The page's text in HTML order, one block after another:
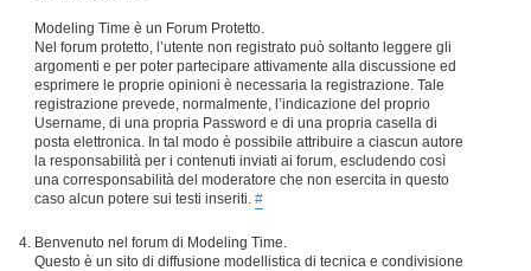
Modeling Time è un Forum Protetto.
Nel forum protetto, l’utente non registrato può soltanto leggere gli
argomenti e per poter partecipare attivamente alla discussione ed
esprimere le proprie opinioni è necessaria la registrazione. Tale
registrazione prevede, normalmente, l’indicazione del proprio
Username, di una propria Password e di una propria casella di
posta elettronica. In tal modo è possibile attribuire a ciascun autore
la responsabilità per i contenuti inviati ai forum, escludendo così
una corresponsabilità del moderatore che non esercita in questo
caso alcun potere sui testi inseriti. #
Benvenuto nel forum di Modeling Time.
Questo è un sito di diffusione modellistica di tecnica e condivisione